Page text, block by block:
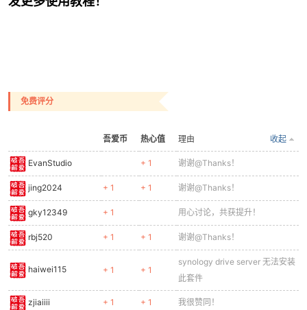
免费评分
吾爱币 热心值 收起
理由
EvanStudio + 1 谢谢@Thanks！
jing2024 + 1 + 1 谢谢@Thanks！
gky12349 + 1 用心讨论，共获提升！
rbj520 + 1 + 1 谢谢@Thanks！
haiwei115 + 1 + 1
synology drive server 无法安装
此套件
zjiaiiii + 1 + 1 我很赞同！